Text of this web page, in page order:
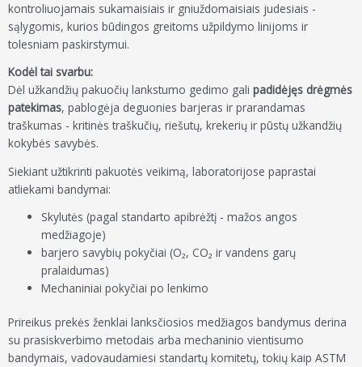
kontroliuojamais sukamaisiais ir gniuždomaisiais judesiais -
sąlygomis, kurios būdingos greitoms užpildymo linijoms ir
tolesniam paskirstymui.
Kodėl tai svarbu:
Dėl užkandžių pakuočių lankstumo gedimo gali padidėjęs drėgmės
patekimas, pablogėja deguonies barjeras ir prarandamas
traškumas - kritinės traškučių, riešutų, krekerių ir pūstų užkandžių
kokybės savybės.
Siekiant užtikrinti pakuotės veikimą, laboratorijose paprastai
atliekami bandymai:
Skylutės (pagal standarto apibrėžtį - mažos angos
medžiagoje)
barjero savybių pokyčiai (O₂, CO₂ ir vandens garų
pralaidumas)
Mechaniniai pokyčiai po lenkimo
Prireikus prekės ženklai lanksčiosios medžiagos bandymus derina
su prasiskverbimo metodais arba mechaninio vientisumo
bandymais, vadovaudamiesi standartų komitetų, tokių kaip ASTM